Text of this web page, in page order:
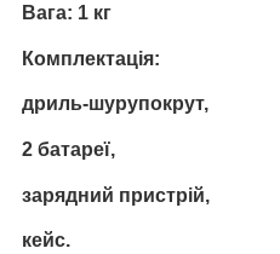
Вага: 1 кг
Комплектація:
дриль-шурупокрут,
2 батареї,
зарядний пристрій,
кейс.